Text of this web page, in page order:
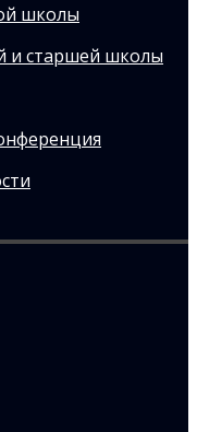
школы
и старшей школы